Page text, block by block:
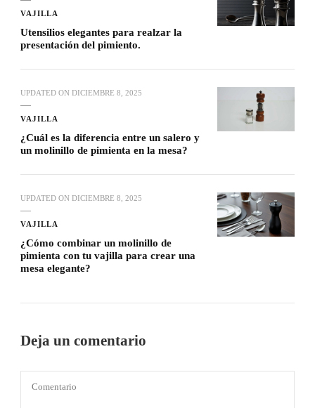
VAJILLA
Utensilios elegantes para realzar la
presentación del pimiento.
UPDATED ON DICIEMBRE 8, 2025
VAJILLA
¿Cuál es la diferencia entre un salero y
un molinillo de pimienta en la mesa?
UPDATED ON DICIEMBRE 8, 2025
VAJILLA
¿Cómo combinar un molinillo de
pimienta con tu vajilla para crear una
mesa elegante?
Deja un comentario